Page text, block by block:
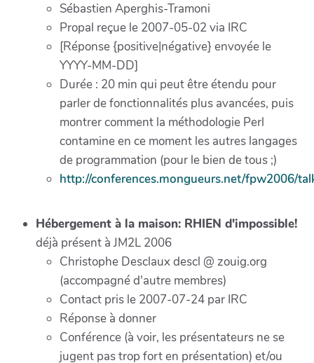
Sébastien Aperghis-Tramoni
Propal reçue le 2007-05-02 via IRC
[Réponse {positive|négative} envoyée le
YYYY-MM-DD]
Durée : 20 min qui peut être étendu pour
parler de fonctionnalités plus avancées, puis
montrer comment la méthodologie Perl
contamine en ce moment les autres langages
de programmation (pour le bien de tous ;)
http://conferences.mongueurs.net/fpw2006/
Hébergement à la maison: RHIEN d'impossible!
déjà présent à JM2L 2006
Christophe Desclaux descl @ zouig.org
(accompagné d'autre membres)
Contact pris le 2007-07-24 par IRC
Réponse à donner
Conférence (à voir, les présentateurs ne se
jugent pas trop fort en présentation) et/ou